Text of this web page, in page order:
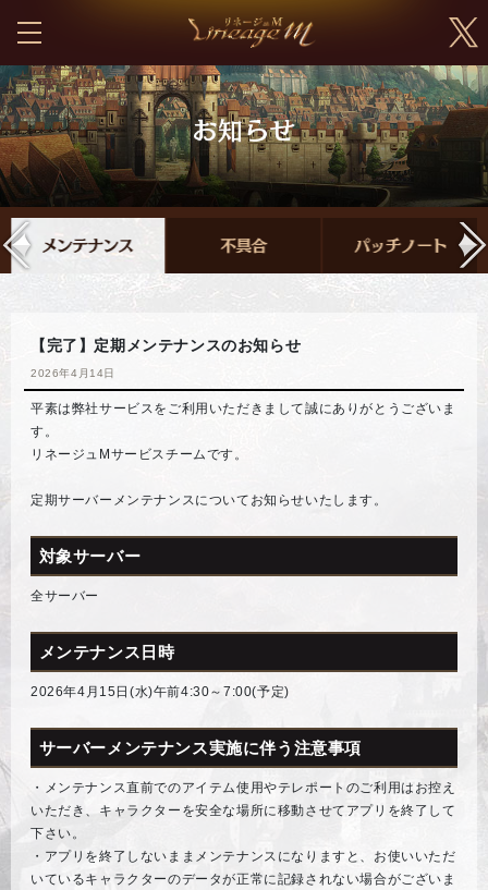
【完了】定期メンテナンスのお知らせ
2026年4月14日
平素は弊社サービスをご利用いただきまして誠にありがとうございま
す。
リネージュMサービスチームです。
定期サーバーメンテナンスについてお知らせいたします。
対象サーバー
全サーバー
メンテナンス日時
2026年4月15日(水)午前4:30～7:00(予定)
サーバーメンテナンス実施に伴う注意事項
・メンテナンス直前でのアイテム使用やテレポートのご利用はお控え
いただき、キャラクターを安全な場所に移動させてアプリを終了して
下さい。
・アプリを終了しないままメンテナンスになりますと、お使いいただ
いているキャラクターのデータが正常に記録されない場合がございま